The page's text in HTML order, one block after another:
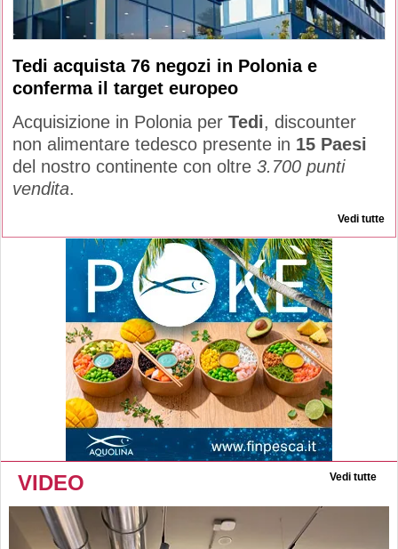
Tedi acquista 76 negozi in Polonia e
conferma il target europeo
Acquisizione in Polonia per Tedi, discounter
non alimentare tedesco presente in 15 Paesi
del nostro continente con oltre 3.700 punti
vendita.
Vedi tutte
VIDEO Vedi tutte